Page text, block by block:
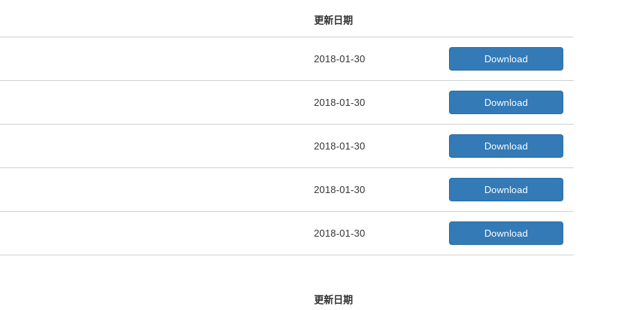
更新日期
2018-01-30 Download
2018-01-30 Download
2018-01-30 Download
2018-01-30 Download
2018-01-30 Download
更新日期